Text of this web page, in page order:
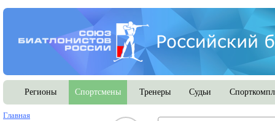
Регионы Спортсмены Тренеры Судьи
Главная